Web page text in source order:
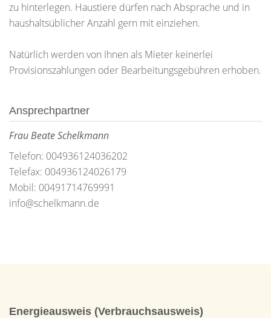
zu hinterlegen. Haustiere dürfen nach Absprache und in
haushaltsüblicher Anzahl gern mit einziehen.
Natürlich werden von Ihnen als Mieter keinerlei
Provisionszahlungen oder Bearbeitungsgebühren erhoben.
Ansprechpartner
Frau Beate Schelkmann
Telefon: 004936124036202
Telefax: 004936124026179
Mobil: 00491714769991
info@schelkmann.de
Energieausweis (Verbrauchsausweis)